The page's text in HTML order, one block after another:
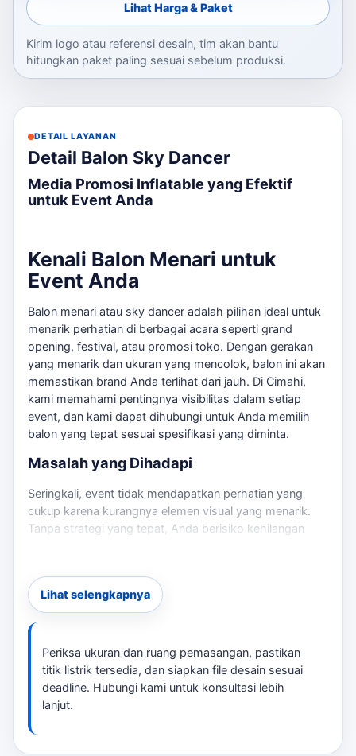
Lihat Harga & Paket
Kirim logo atau referensi desain, tim akan bantu
hitungkan paket paling sesuai sebelum produksi.
DETAIL LAYANAN
Detail Balon Sky Dancer
Media Promosi Inflatable yang Efektif
untuk Event Anda
Kenali Balon Menari untuk
Event Anda
Balon menari atau sky dancer adalah pilihan ideal untuk
menarik perhatian di berbagai acara seperti grand
opening, festival, atau promosi toko. Dengan gerakan
yang menarik dan ukuran yang mencolok, balon ini akan
memastikan brand Anda terlihat dari jauh. Di Cimahi,
kami memahami pentingnya visibilitas dalam setiap
event, dan kami dapat dihubungi untuk Anda memilih
balon yang tepat sesuai spesifikasi yang diminta.
Masalah yang Dihadapi
Seringkali, event tidak mendapatkan perhatian yang
cukup karena kurangnya elemen visual yang menarik.
Tanpa strategi yang tepat, Anda berisiko kehilangan
yang masih relevan tanpa mengalihkan fokus dari
kebutuhan utama.
Risiko Salah Pilih
Pemilihan balon yang tidak sesuai dapat mengakibatkan
visibilitas rendah, dampak branding yang tidak efektif,
dan bahkan kerugian dalam hal investasi. Oleh karena
itu, penting untuk memilih balon yang sesuai dengan
kebutuhan spesifik acara Anda. Untuk konteks
Lihat selengkapnya
Periksa ukuran dan ruang pemasangan, pastikan
titik listrik tersedia, dan siapkan file desain sesuai
deadline. Hubungi kami untuk konsultasi lebih
lanjut.